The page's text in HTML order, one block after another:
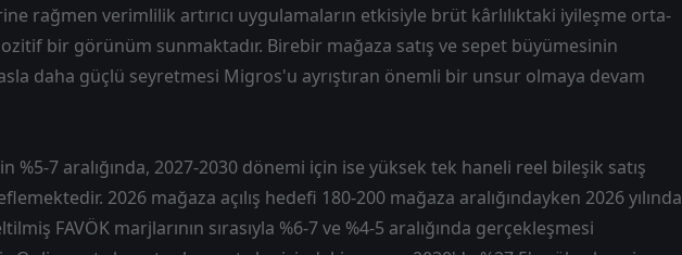
rağmen verimlilik artırıcı uygulamaların etkisiyle brüt kârlılıktaki iyileşme orta-
bir görünüm sunmaktadır. Birebir mağaza satış ve sepet büyümesinin
daha güçlü seyretmesi Migros'u ayrıştıran önemli bir unsur olmaya devam
%5-7 aralığında, 2027-2030 dönemi için ise yüksek tek haneli reel bileşik satış
2026 mağaza açılış hedefi 180-200 mağaza aralığındayken 2026 yılında
FAVÖK marjlarının sırasıyla %6-7 ve %4-5 aralığında gerçekleşmesi